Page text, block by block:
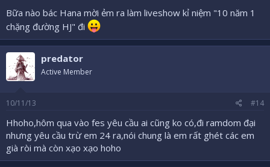
Bữa nào bác Hana mời ẻm ra làm liveshow kỉ niệm "10 năm 1
chặng đường HJ" đi
predator
Active Member
10/11/13 #14
Hhoho,hôm qua vào fes yêu cầu ai cũng ko có,đi ramdom đại
nhưng yêu cầu trừ em 24 ra,nói chung là em rất ghét các em
già ròi mà còn xạo xạo hoho